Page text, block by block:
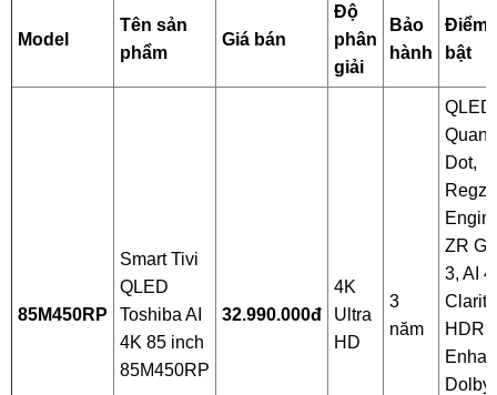
Model
Tên sản
phẩm
Giá bán
Độ
phân
giải
Bảo
hành
Điểm
bật
85M450RP
Smart Tivi
QLED
Toshiba AI
4K 85 inch
85M450RP
32.990.000đ
4K
Ultra
HD
3
năm
QLED,
Dot,
Regza
ZR
3, AI
HDR
Dolby